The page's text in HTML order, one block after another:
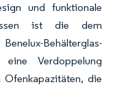
und funktionale
ist die dem
Behälterglas-
Verdoppelung
die